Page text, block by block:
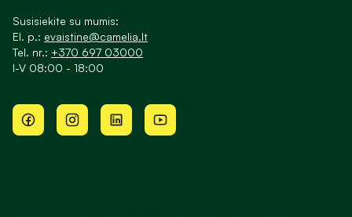
Susisiekite su mumis:
El. p.: evaistine@camelia.lt
Tel. nr.: +370 697 03000
I-V 08:00 - 18:00